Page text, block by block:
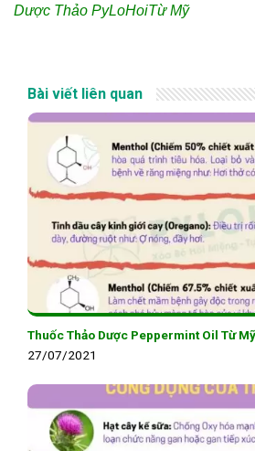
Dược Thảo PyLoHoiTừ Mỹ
Bài viết liên quan
Thuốc Thảo Dược Peppermint Oil Từ Mỹ
27/07/2021